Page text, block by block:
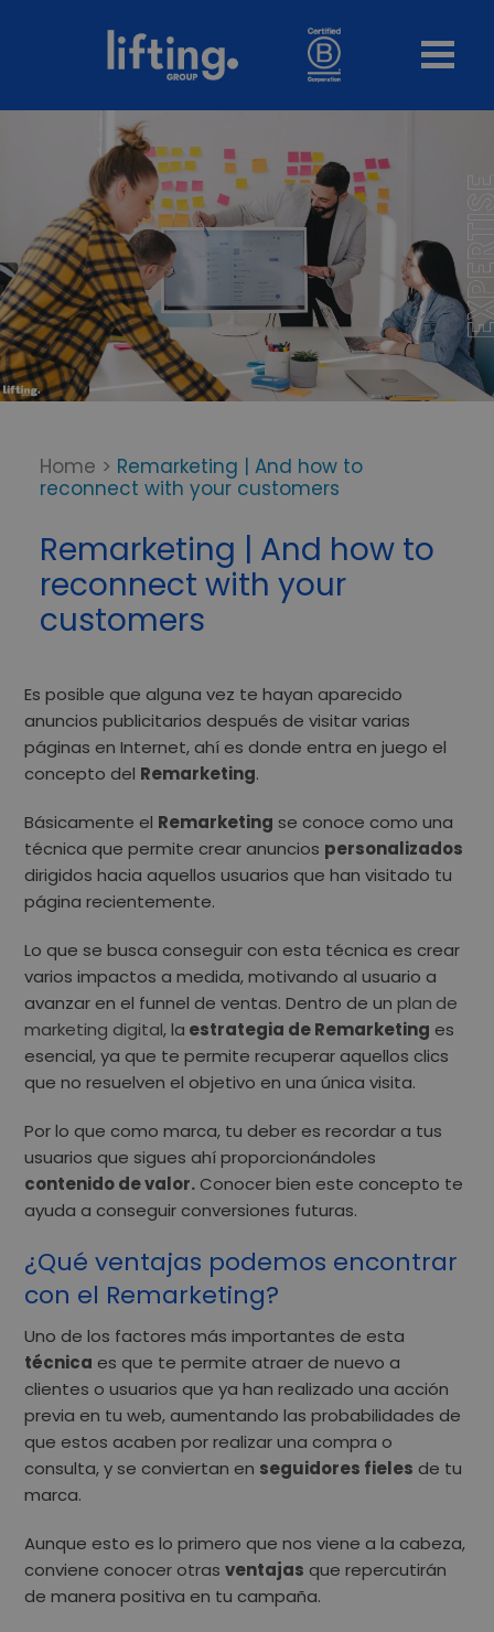
Home > Remarketing | And how to
reconnect with your customers
Remarketing | And how to
reconnect with your
customers
Es posible que alguna vez te hayan aparecido
anuncios publicitarios después de visitar varias
páginas en Internet, ahí es donde entra en juego el
concepto del Remarketing.
Básicamente el Remarketing se conoce como una
técnica que permite crear anuncios personalizados
dirigidos hacia aquellos usuarios que han visitado tu
página recientemente.
Lo que se busca conseguir con esta técnica es crear
varios impactos a medida, motivando al usuario a
avanzar en el funnel de ventas.Dentro de unplan de
marketing digital, la estrategia de Remarketing es
esencial, ya que te permite recuperar aquellos clics
que no resuelven el objetivo en una única visita.
Por lo que como marca, tu deber es recordar a tus
usuarios que sigues ahí proporcionándoles
contenido de valor. Conocer bien este concepto te
ayuda a conseguir conversiones futuras.
¿Qué ventajas podemos encontrar
con el Remarketing?
Uno de los factores más importantes de esta
técnica es que te permite atraer de nuevo a
clientes o usuarios que ya han realizado una acción
previa en tu web, aumentando las probabilidades de
que estos acaben por realizar una compra o
consulta, y se conviertan en seguidores fieles de tu
marca.
Aunque esto es lo primero que nos viene a la cabeza,
conviene conocer otrasventajas que repercutirán
de manera positiva en tu campaña.